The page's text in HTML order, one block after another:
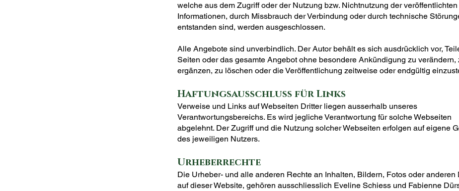
welche aus dem Zugriff oder der Nutzung bzw. Nichtnutzung der veröffentlichten
Informationen, durch Missbrauch der Verbindung oder durch technische
entstanden sind, werden ausgeschlossen.
Alle Angebote sind unverbindlich. Der Autor behält es sich ausdrücklich vor,
Seiten oder das gesamte Angebot ohne besondere Ankündigung zu verändern,
ergänzen, zu löschen oder die Veröffentlichung zeitweise oder endgültig
Haftungsausschluss für Links
Verweise und Links auf Webseiten Dritter liegen ausserhalb unseres
Verantwortungsbereichs. Es wird jegliche Verantwortung für solche Webseiten
abgelehnt. Der Zugriff und die Nutzung solcher Webseiten erfolgen auf eigene
des jeweiligen Nutzers.
Urheberrechte
Die Urheber- und alle anderen Rechte an Inhalten, Bildern, Fotos oder anderen
auf dieser Website, gehören ausschliesslich Eveline Schiess und Fabienne